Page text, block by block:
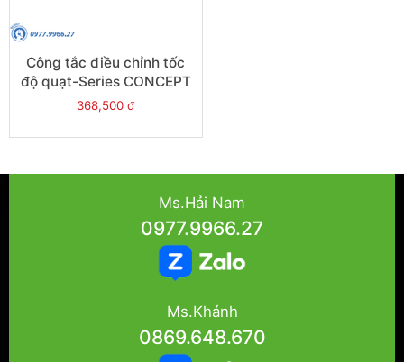
Công tắc điều chỉnh tốc
độ quạt-Series CONCEPT
- Model
368,500 đ
Ms.Hải Nam
0977.9966.27
Ms.Khánh
0869.648.670